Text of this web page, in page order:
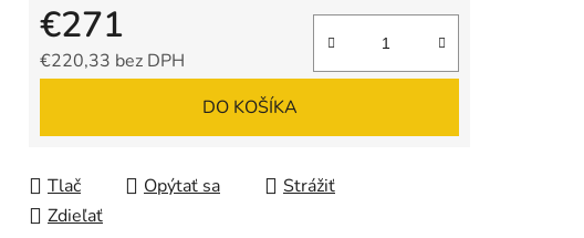
€271
€220,33 bez DPH
DO KOŠÍKA
Tlač Opýtať sa
Strážiť
Zdieľať